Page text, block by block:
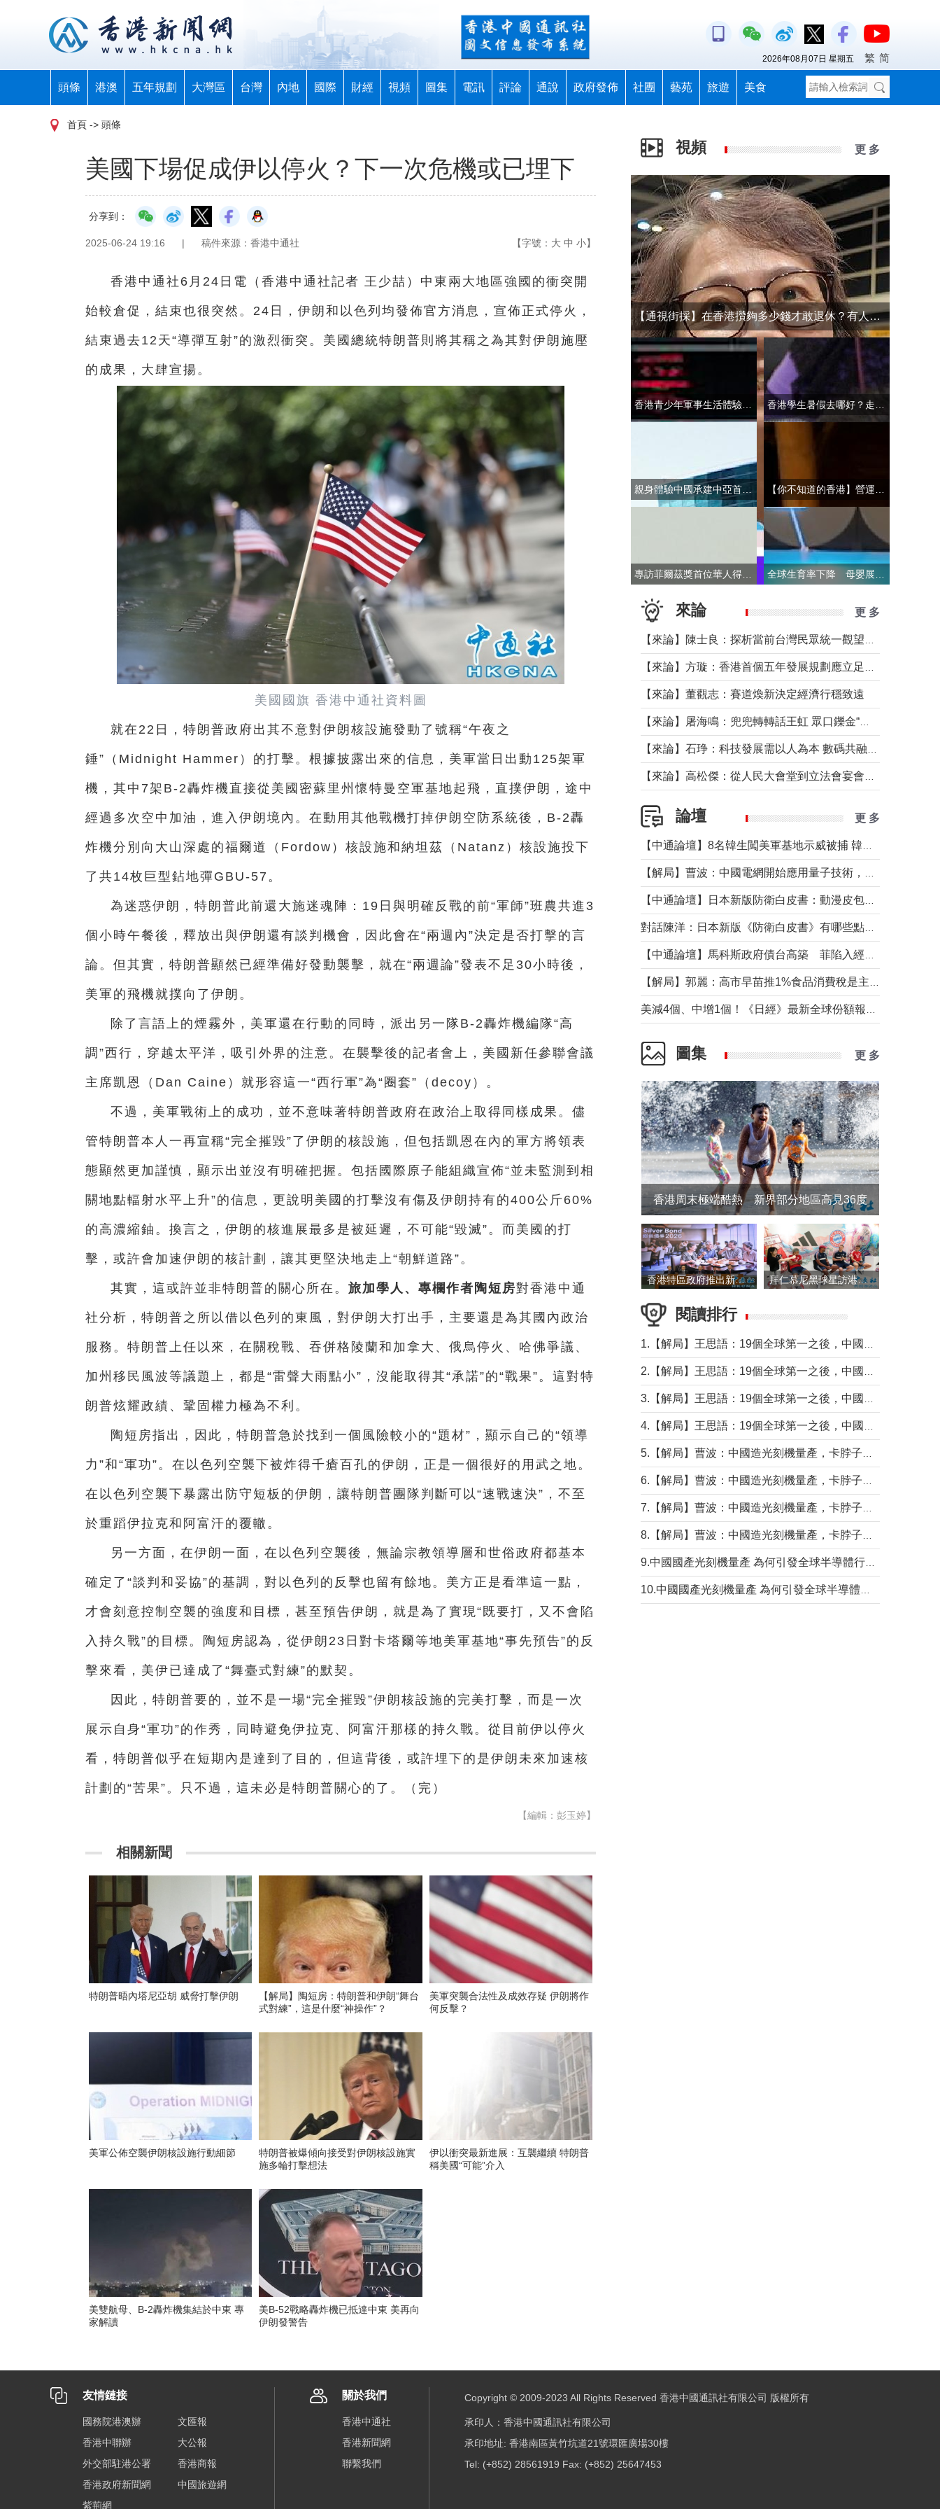
頭條 港澳 五年規劃 大灣區 台灣 內地 國際 財經 視頻 圖集 電訊 評論 通說 政府發佈 社團 藝苑 旅遊 美食
2026年08月07日 星期五 繁 简
首頁 -> 頭條
美國下場促成伊以停火？下一次危機或已埋下
分享到：
2025-06-24 19:16 | 稿件來源：香港中通社 【字號： 大 中 小】
香港中通社6月24日電（ 香港中通社記者 王少喆 ） 中東兩大地區強國的衝突開
始較倉促，結束也很突然。24日，伊朗和以色列均發佈官方消息，宣佈正式停火，
結束過去12天“導彈互射”的激烈衝突。美國總統特朗普則將其稱之為其對伊朗施壓
的成果，大肆宣揚。
美國國旗 香港中通社資料圖
就在22日，特朗普政府出其不意對伊朗核設施發動了號稱“午夜之
錘”（Midnight Hammer）的打擊。根據披露出來的信息，美軍當日出動125架軍
機，其中7架B-2轟炸機直接從美國密蘇里州懷特曼空軍基地起飛，直撲伊朗，途中
經過多次空中加油，進入伊朗境內。在動用其他戰機打掉伊朗空防系統後，B-2轟
炸機分別向大山深處的福爾道（Fordow）核設施和納坦茲（Natanz）核設施投下
了共14枚巨型鉆地彈GBU-57。
為迷惑伊朗，特朗普此前還大施迷魂陣：19日與明確反戰的前“軍師”班農共進3
個小時午餐後，釋放出與伊朗還有談判機會，因此會在“兩週內”決定是否打擊的言
論。但其實，特朗普顯然已經準備好發動襲擊，就在“兩週論”發表不足30小時後，
美軍的飛機就撲向了伊朗。
除了言語上的煙霧外，美軍還在行動的同時，派出另一隊B-2轟炸機編隊“高
調”西行，穿越太平洋，吸引外界的注意。在襲擊後的記者會上，美國新任參聯會議
主席凱恩（Dan Caine）就形容這一“西行軍”為“圈套”（decoy）。
不過，美軍戰術上的成功，並不意味著特朗普政府在政治上取得同樣成果。儘
管特朗普本人一再宣稱“完全摧毀”了伊朗的核設施，但包括凱恩在內的軍方將領表
態顯然更加謹慎，顯示出並沒有明確把握。包括國際原子能組織宣佈“並未監測到相
關地點輻射水平上升”的信息，更說明美國的打擊沒有傷及伊朗持有的400公斤60%
的高濃縮鈾。換言之，伊朗的核進展最多是被延遲，不可能“毀滅”。而美國的打
擊，或許會加速伊朗的核計劃，讓其更堅決地走上“朝鮮道路”。
其實，這或許並非特朗普的關心所在。 旅加學人、專欄作者陶短房對香港中通
社分析，特朗普之所以借以色列的東風，對伊朗大打出手，主要還是為其國內政治
服務。特朗普上任以來，在關稅戰、吞併格陵蘭和加拿大、俄烏停火、哈佛爭議、
加州移民風波等議題上，都是“雷聲大雨點小”，沒能取得其“承諾”的“戰果”。這對特
朗普炫耀政績、鞏固權力極為不利。
陶短房指出，因此，特朗普急於找到一個風險較小的“題材”，顯示自己的“領導
力”和“軍功”。在以色列空襲下被炸得千瘡百孔的伊朗，正是一個很好的用武之地。
在以色列空襲下暴露出防守短板的伊朗，讓特朗普團隊判斷可以“速戰速決”，不至
於重蹈伊拉克和阿富汗的覆轍。
另一方面，在伊朗一面，在以色列空襲後，無論宗教領導層和世俗政府都基本
確定了“談判和妥協”的基調，對以色列的反擊也留有餘地。美方正是看準這一點，
才會刻意控制空襲的強度和目標，甚至預告伊朗，就是為了實現“既要打，又不會陷
入持久戰”的目標。陶短房認為，從伊朗23日對卡塔爾等地美軍基地“事先預告”的反
擊來看，美伊已達成了“舞臺式對練”的默契。
因此，特朗普要的，並不是一場“完全摧毀”伊朗核設施的完美打擊，而是一次
展示自身“軍功”的作秀，同時避免伊拉克、阿富汗那樣的持久戰。從目前伊以停火
看，特朗普似乎在短期內是達到了目的，但這背後，或許埋下的是伊朗未來加速核
計劃的“苦果”。只不過，這未必是特朗普關心的了。（完）
【編輯：彭玉婷】
相關新聞
特朗普晤內塔尼亞胡 威脅打擊伊朗
【解局】陶短房：特朗普和伊朗“舞台
式對練”，這是什麼“神操作”？
美軍突襲合法性及成效存疑 伊朗將作
何反擊？
美軍公佈空襲伊朗核設施行動細節
特朗普被爆傾向接受對伊朗核設施實
施多輪打擊想法
伊以衝突最新進展：互襲繼續 特朗普
稱美國“可能”介入
美雙航母、B-2轟炸機集結於中東 專
家解讀
美B-52戰略轟炸機已抵達中東 美再向
伊朗發警告
視頻 更 多
【通視街採】在香港攢夠多少錢才敢退休？有人退而不休，有人放眼大灣區
來論 更 多
【來論】董觀志：賽道煥新決定經濟行穩致遠
論壇 更 多
圖集 更 多
香港周末極端酷熱 新界部分地區高見36度
香港特區政府推出新一批銀色債券 每手1萬元保底息4.25厘 拜仁慕尼黑球星訪港 與球迷近距離互動
閱讀排行
友情鏈接
國務院港澳辦
文匯報
香港中聯辦
大公報
外交部駐港公署
香港商報
香港政府新聞網
中國旅遊網
紫荊網
關於我們
香港中通社
香港新聞網
聯繫我們
Copyright © 2009-2023 All Rights Reserved 香港中國通訊社有限公司 版權所有
承印人：香港中國通訊社有限公司
承印地址: 香港南區黃竹坑道21號環匯廣場30樓
Tel: (+852) 28561919 Fax: (+852) 25647453